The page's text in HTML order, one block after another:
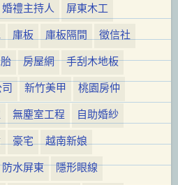
婚禮主持人
屏東木工
庫板 庫板隔間
徵信社
房屋網
手刮木地板
新竹美甲
桃園房仲
無塵室工程
自助婚紗
豪宅
越南新娘
防水屏東
隱形眼線